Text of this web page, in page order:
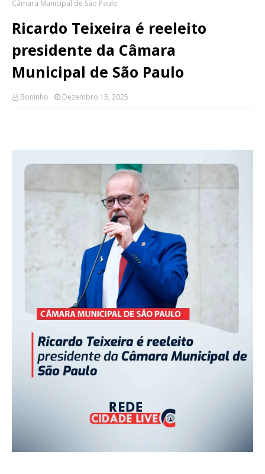
Câmara Municipal de São Paulo
Ricardo Teixeira é reeleito
presidente da Câmara
Municipal de São Paulo
Boninho Dezembro 15, 2025